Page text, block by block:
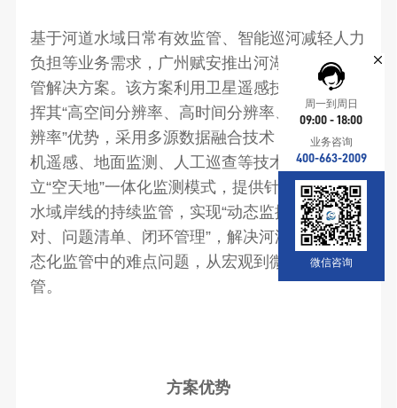
基于河道水域日常有效监管、智能巡河减轻人力
负担等业务需求， 广州赋安推出河湖水域岸线监
管解决方案。该方案利用卫星遥感技术，充分发
挥其“高空间分辨率、高时间分辨率、高光谱分
辨率”优势，采用多源数据融合技术，结合无人
机遥感、地面监测、人工巡查等技术手段，建
立“空天地”一体化监测模式，提供针对重点河流
水域岸线的持续监管，实现“动态监控、问题核
对、问题清单、闭环管理”，解决河湖 “四乱”常
态化监管中的难点问题，从宏观到微观精准监
管。
方案优势
周一到周日
09:00 - 18:00
业务咨询
400-663-2009
微信咨询